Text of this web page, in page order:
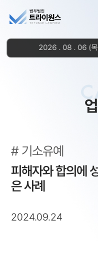
2026 . 08 . 06 (
기소유예
피해자와 합의에
은 사례
2024.09.24